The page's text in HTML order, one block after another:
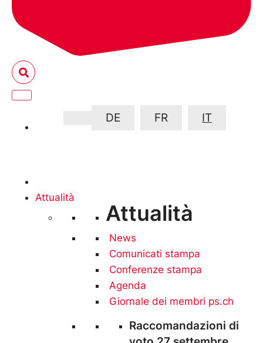
DE FR IT
Attualità
Attualità
News
Comunicati stampa
Conferenze stampa
Agenda
Giornale dei membri ps.ch
Raccomandazioni di